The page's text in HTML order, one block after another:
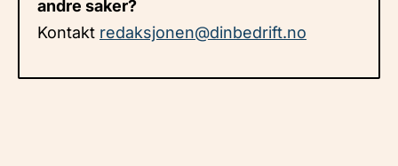
andre saker?
Kontakt redaksjonen@dinbedrift.no